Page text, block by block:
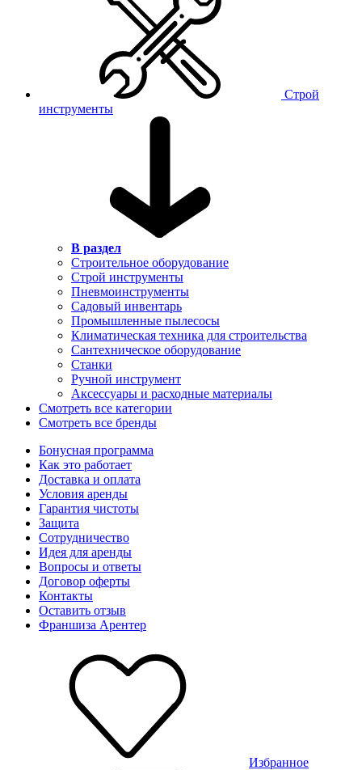
Строй
инструменты
В раздел
Строительное оборудование
Строй инструменты
Пневмоинструменты
Садовый инвентарь
Промышленные пылесосы
Климатическая техника для строительства
Сантехническое оборудование
Станки
Ручной инструмент
Аксессуары и расходные материалы
Смотреть все категории
Смотреть все бренды
Бонусная программа
Как это работает
Доставка и оплата
Условия аренды
Гарантия чистоты
Защита
Сотрудничество
Идея для аренды
Вопросы и ответы
Договор оферты
Контакты
Оставить отзыв
Франшиза Арентер
Избранное